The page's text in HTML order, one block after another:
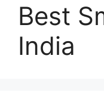
Best
India